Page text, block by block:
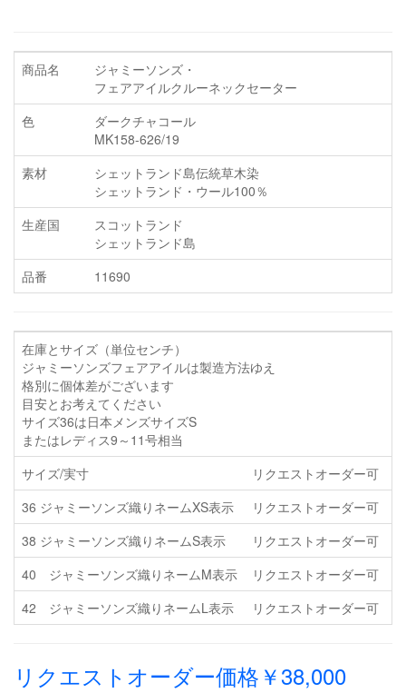
商品名
ジャミーソンズ・
フェアアイルクルーネックセーター
色
ダークチャコール
MK158-626/19
素材
シェットランド島伝統草木染
シェットランド・ウール100％
生産国
スコットランド
シェットランド島
品番
11690
在庫とサイズ（単位センチ）
ジャミーソンズフェアアイルは製造方法ゆえ
格別に個体差がございます
目安とお考えてください
サイズ36は日本メンズサイズS
またはレディス9～11号相当
サイズ/実寸
リクエストオーダー可
36 ジャミーソンズ織りネームXS表示
リクエストオーダー可
38 ジャミーソンズ織りネームS表示
リクエストオーダー可
40 ジャミーソンズ織りネームM表示
リクエストオーダー可
42 ジャミーソンズ織りネームL表示
リクエストオーダー可
リクエストオーダー価格￥38,000